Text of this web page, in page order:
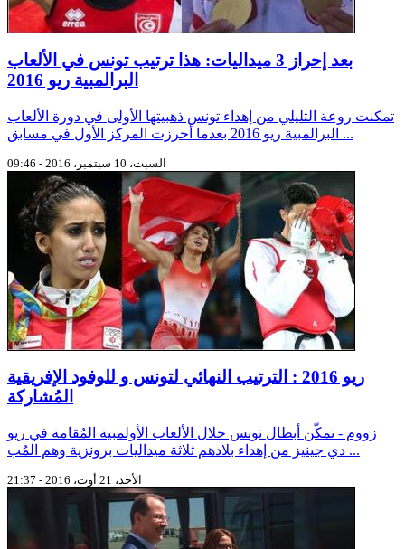
بعد إحراز 3 ميداليات: هذا ترتيب تونس في الألعاب
البرالمبية ريو 2016
تمكنت روعة التليلي من إهداء تونس ذهبيتها الأولى في دورة الألعاب
البرالمبية ريو 2016 بعدما أحرزت المركز الأول في مسابق ...
السبت، 10 سبتمبر، 2016 - 09:46
ريو 2016 : الترتيب النهائي لتونس و للوفود الإفريقية
المُشاركة
زووم - تمكّن أبطال تونس خلال الألعاب الأولمبية المُقامة في ريو
دي جينيز من إهداء بلادهم ثلاثة ميداليات برونزية وهم المُب ...
الأحد، 21 أوت، 2016 - 21:37